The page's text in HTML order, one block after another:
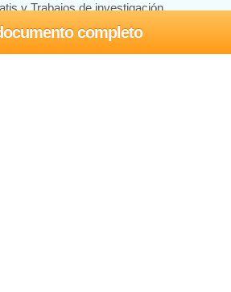
completo
y Trabajos de investigación